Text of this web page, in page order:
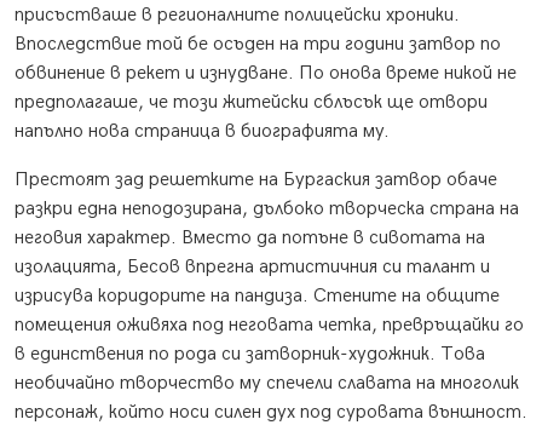
присъстваше в регионалните полицейски хроники.
Впоследствие той бе осъден на три години затвор по
обвинение в рекет и изнудване. По онова време никой не
предполагаше, че този житейски сблъсък ще отвори
напълно нова страница в биографията му.
Престоят зад решетките на Бургаския затвор обаче
разкри една неподозирана, дълбоко творческа страна на
неговия характер. Вместо да потъне в сивотата на
изолацията, Бесов впрегна артистичния си талант и
изрисува коридорите на пандиза. Стените на общите
помещения оживяха под неговата четка, превръщайки го
в единствения по рода си затворник-художник. Това
необичайно творчество му спечели славата на многолик
персонаж, който носи силен дух под суровата външност.